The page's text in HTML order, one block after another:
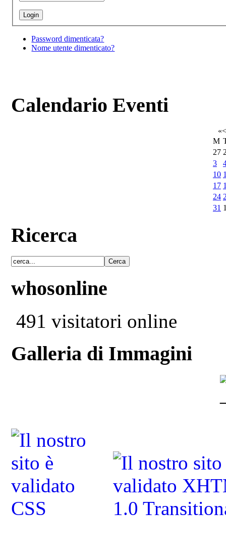
Password dimenticata?
Nome utente dimenticato?
Calendario Eventi
«<
M
27
3
10
17
24
31
Ricerca
whosonline
491 visitatori online
Galleria di Immagini